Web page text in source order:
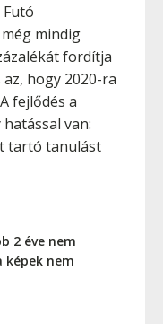
mindig
fordítja
hogy 2020-ra
fejlődés a
van:
tartó tanulást
2 éve nem
nem